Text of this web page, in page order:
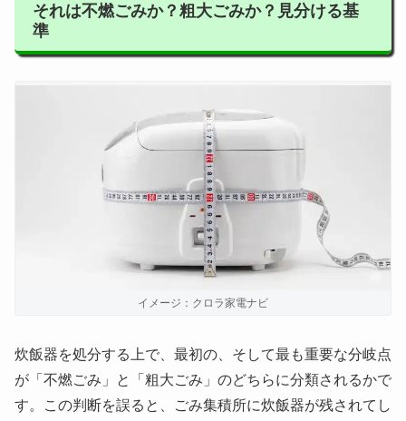
それは不燃ごみか？粗大ごみか？見分ける基
準
イメージ：クロラ家電ナビ
炊飯器を処分する上で、最初の、そして最も重要な分岐点
が「不燃ごみ」と「粗大ごみ」のどちらに分類されるかで
す。この判断を誤ると、ごみ集積所に炊飯器が残されてし